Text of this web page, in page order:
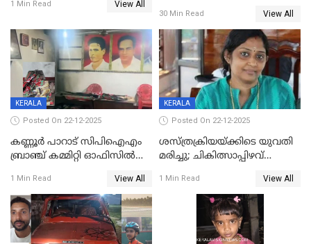
1 Min Read View All
30 Min Read View All
KERALA
Posted On 22-12-2025
കണ്ണൂർ പാറാട് സിപിഐഎം
ബ്രാഞ്ച് കമ്മിറ്റി ഓഫിസിൽ
ചിത്രങ്ങളടക്കം കത്തിയ
നിലയിൽ
1 Min Read View All
KERALA
Posted On 22-12-2025
ശസ്ത്രക്രിയയ്‌ക്കിടെ യുവതി
മരിച്ചു; ചികിത്സാപ്പിഴവ്
സംഭവം മാവേലിക്കരയിൽ
1 Min Read View All